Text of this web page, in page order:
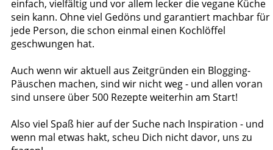
einfach, vielfältig und vor allem lecker die vegane Küche
sein kann. Ohne viel Gedöns und garantiert machbar für
jede Person, die schon einmal einen Kochlöffel
geschwungen hat.
Auch wenn wir aktuell aus Zeitgründen ein Blogging-
Päuschen machen, sind wir nicht weg - und allen voran
sind unsere über 500 Rezepte weiterhin am Start!
Also viel Spaß hier auf der Suche nach Inspiration - und
wenn mal etwas hakt, scheu Dich nicht davor, uns zu